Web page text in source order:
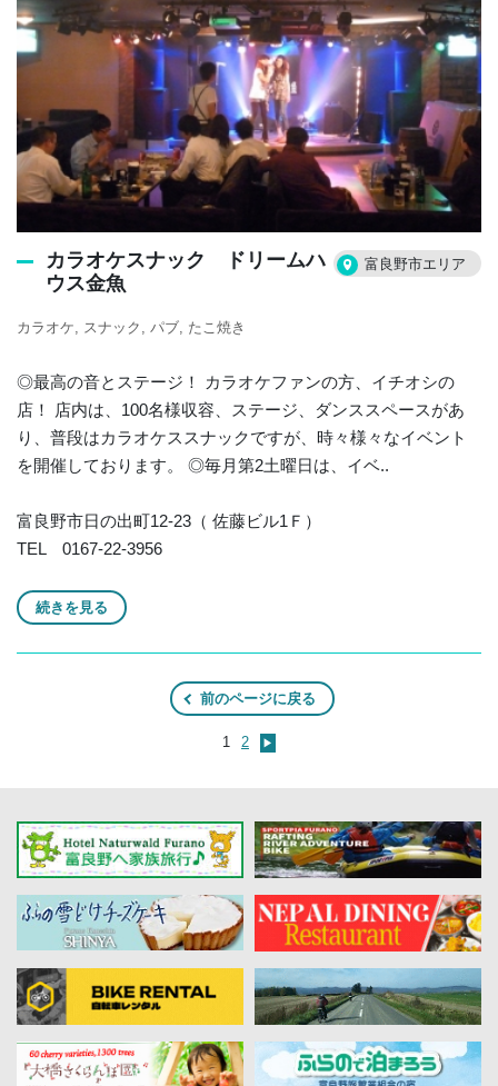
カラオケスナック ドリームハ
ウス金魚
富良野市エリア
カラオケ スナック パブ たこ焼き
◎最高の音とステージ！ カラオケファンの方、イチオシの
店！ 店内は、100名様収容、ステージ、ダンススペースがあ
り、普段はカラオケススナックですが、時々様々なイベント
を開催しております。 ◎毎月第2土曜日は、イベ..
富良野市日の出町12-23（ 佐藤ビル1Ｆ）
TEL 0167-22-3956
続きを見る
前のページに戻る
1 2 ▶